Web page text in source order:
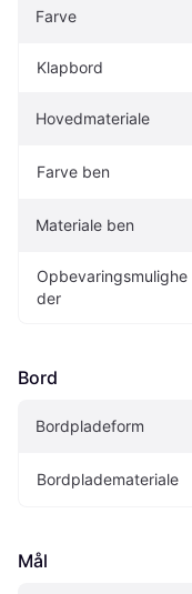
Farve
Klapbord
Hovedmateriale
Farve ben
Materiale ben
Opbevaringsmulighe
der
Bord
Bordpladeform
Bordplademateriale
Mål